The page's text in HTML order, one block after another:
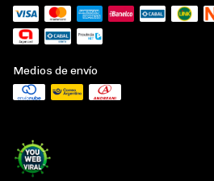
Medios de envío